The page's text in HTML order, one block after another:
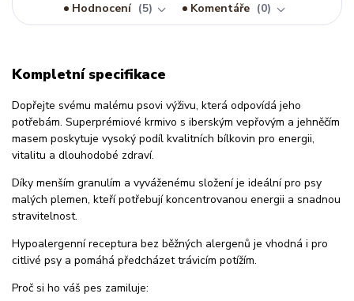
Hodnocení
5 Komentáře 0
Kompletní specifikace
Dopřejte svému malému psovi výživu, která odpovídá jeho
potřebám. Superprémiové krmivo s iberským vepřovým a jehněčím
masem poskytuje vysoký podíl kvalitních bílkovin pro energii,
vitalitu a dlouhodobé zdraví.
Díky menším granulím a vyváženému složení je ideální pro psy
malých plemen, kteří potřebují koncentrovanou energii a snadnou
stravitelnost.
Hypoalergenní receptura bez běžných alergenů je vhodná i pro
citlivé psy a pomáhá předcházet trávicím potížím.
Proč si ho váš pes zamiluje: